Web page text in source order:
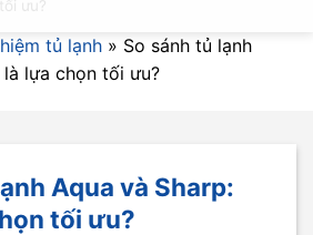
ưu?
tủ lạnh » So sánh tủ lạnh
lựa chọn tối ưu?
Aqua và Sharp:
tối ưu?